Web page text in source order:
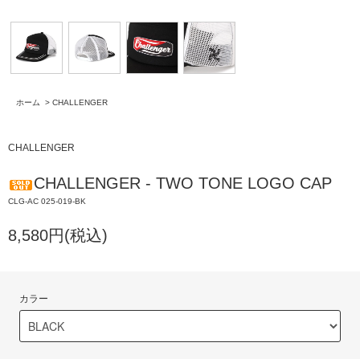
ホーム > CHALLENGER
CHALLENGER
CHALLENGER - TWO TONE LOGO CAP
CLG-AC 025-019-BK
8,580円(税込)
カラー